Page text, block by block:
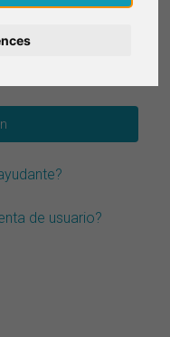
de usuario?